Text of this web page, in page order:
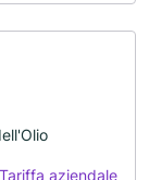
Tariffa aziendale